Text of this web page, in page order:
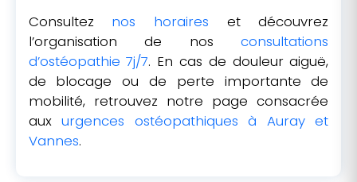
Consultez nos horaires et découvrez
l’organisation de nosconsultations
d’ostéopathie 7j/7. En cas de douleur aiguë,
de blocage ou de perte importante de
mobilité, retrouvez notre page consacrée
auxurgences ostéopathiques à Auray et
Vannes.